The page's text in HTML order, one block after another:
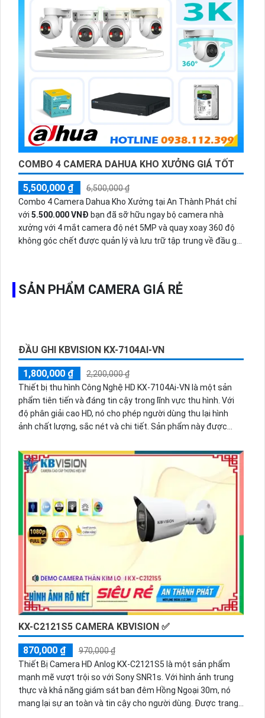
COMBO 4 CAMERA DAHUA KHO XƯỞNG GIÁ TỐT
5,500,000 ₫
6,500,000 ₫
Combo 4 Camera Dahua Kho Xưởng tại An Thành Phát chỉ
với 5.500.000 VNĐ bạn đã sỡ hữu ngay bộ camera nhà
xưởng với 4 mắt camera độ nét 5MP và quay xoay 360 độ
không góc chết được quản lý và lưu trữ tập trung về đầu ghi
SẢN PHẨM CAMERA GIÁ RẺ
ĐẦU GHI KBVISION KX-7104AI-VN
1,800,000 ₫
2,200,000 ₫
Thiết bị thu hình Công Nghệ HD KX-7104Ai-VN là một sản
ảnh chất lượng, sắc nét và chi tiết. Sản phẩm này được
trang bị công nghệ tiên tiến AI-VN, giúp phát hiện và nhận
dạng các đối tượng một cách chính xác, từ đó tăng cường
sự an ninh và giám sát hiệu quả. Thiết bị thu hình KX-
7104Ai-VN còn hỗ trợ kết nối mạng IP, giúp người dùng dễ
dàng quan sát và điều khiển từ xa thông qua máy tính hoặc
điện thoại di động. Với thiết kế nhỏ gọn, dễ lắp đặt, sản
phẩm này là lựa chọn lý tưởng cho việc giám sát tại các nơi
công cộng, văn phòng, nhà riêng và các khu vực khác.